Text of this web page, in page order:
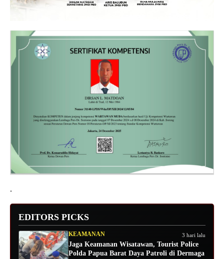
.
EDITORS PICKS
KEAMANAN 3 hari lalu
Jaga Keamanan Wisatawan, Tourist Police
Polda Papua Barat Daya Patroli di Dermaga